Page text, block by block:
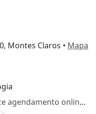
Montes Claros • Mapa
Esse especialista não oferece agendamento online para esse endereço.